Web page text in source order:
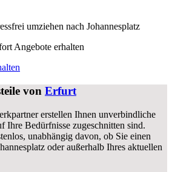
umziehen nach Johannesplatz
Angebote erhalten
von Erfurt
erstellen Ihnen unverbindliche
Ihre Bedürfnisse zugeschnitten sind.
unabhängig davon, ob Sie einen
oder außerhalb Ihres aktuellen